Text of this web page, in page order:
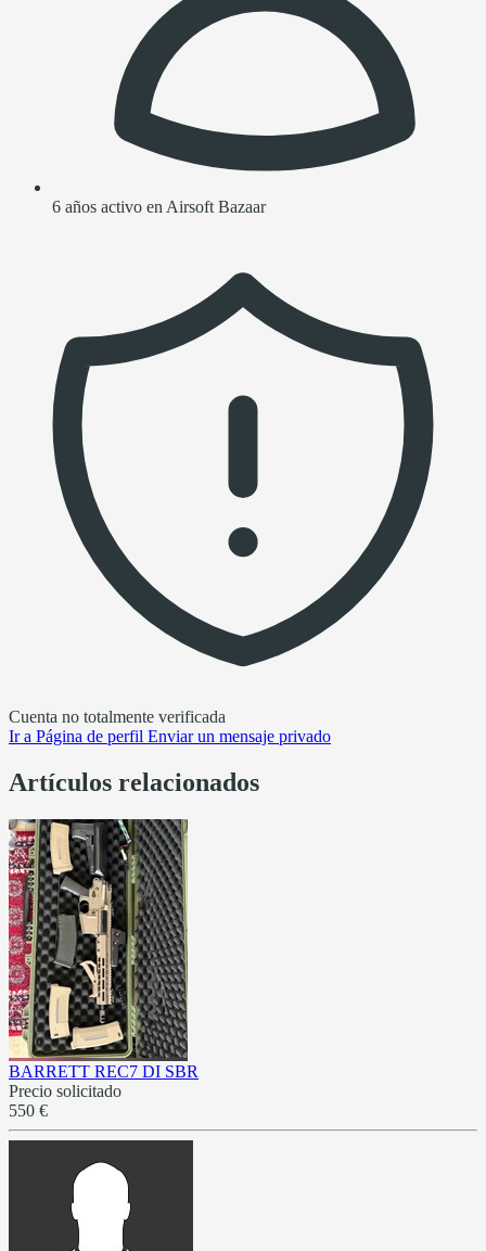
6 años activo en Airsoft Bazaar
Cuenta no totalmente verificada
Ir a Página de perfil Enviar un mensaje privado
Artículos relacionados
BARRETT REC7 DI SBR
Precio solicitado
550 €